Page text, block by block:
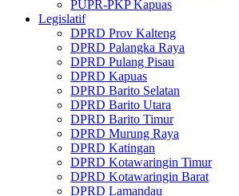
PUPR-PKP Kapuas
Legislatif
DPRD Prov Kalteng
DPRD Palangka Raya
DPRD Pulang Pisau
DPRD Kapuas
DPRD Barito Selatan
DPRD Barito Utara
DPRD Barito Timur
DPRD Murung Raya
DPRD Katingan
DPRD Kotawaringin Timur
DPRD Kotawaringin Barat
DPRD Lamandau